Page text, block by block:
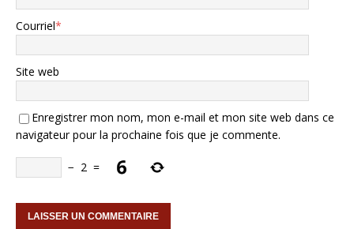
Courriel*
Site web
Enregistrer mon nom, mon e-mail et mon site web dans ce
navigateur pour la prochaine fois que je commente.
− 2 =